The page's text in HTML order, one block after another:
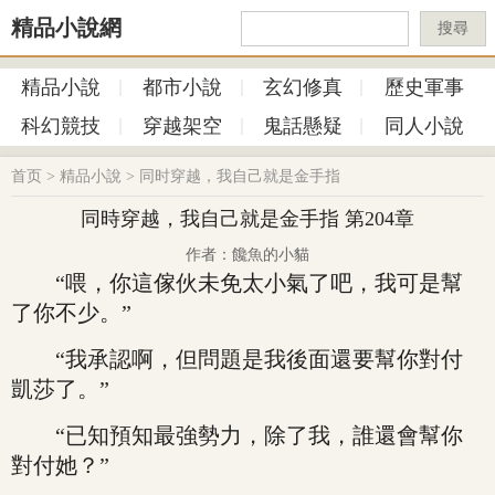
精品小說網 搜尋
精品小說 都市小說 玄幻修真
歷史軍事
科幻競技
穿越架空 鬼話懸疑 同人小說
首页 > 精品小說 > 同时穿越，我自己就是金手指
同時穿越，我自己就是金手指 第204章
作者：饞魚的小貓
“喂，你這傢伙未免太小氣了吧，我可是幫
了你不少。”
“我承認啊，但問題是我後面還要幫你對付
凱莎了。”
“已知預知最強勢力，除了我，誰還會幫你
對付她？”